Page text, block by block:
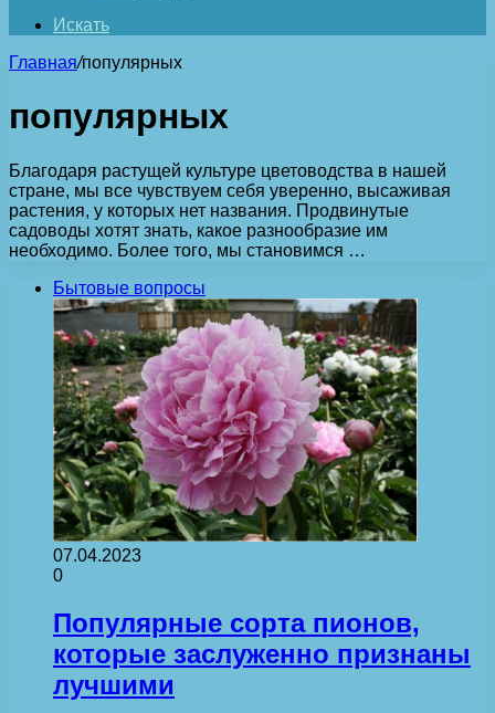
Искать
Главная/популярных
популярных
Благодаря растущей культуре цветоводства в нашей
стране, мы все чувствуем себя уверенно, высаживая
растения, у которых нет названия. Продвинутые
садоводы хотят знать, какое разнообразие им
необходимо. Более того, мы становимся …
Бытовые вопросы
07.04.2023
0
Популярные сорта пионов,
которые заслуженно признаны
лучшими